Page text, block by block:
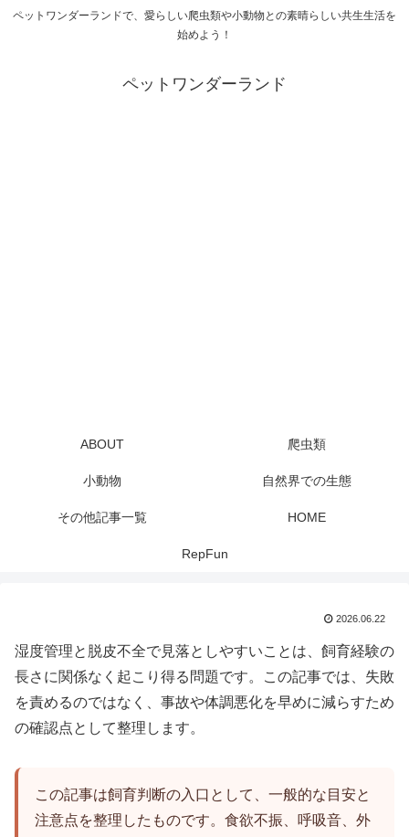
ペットワンダーランドで、愛らしい爬虫類や小動物との素晴らしい共生生活を
始めよう！
ペットワンダーランド
ABOUT 爬虫類
小動物 自然界での生態
その他記事一覧 HOME
RepFun
2026.06.22
湿度管理と脱皮不全で見落としやすいことは、飼育経験の
長さに関係なく起こり得る問題です。この記事では、失敗
を責めるのではなく、事故や体調悪化を早めに減らすため
の確認点として整理します。
この記事は飼育判断の入口として、一般的な目安と
注意点を整理したものです。食欲不振、呼吸音、外